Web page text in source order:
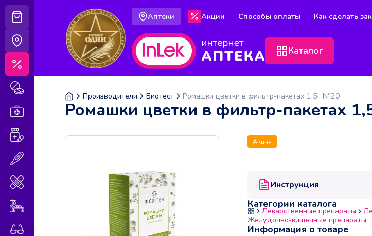
Витамины и БАДы
Аптеки Акции Способы оплаты Как сделать
Каталог
Производители Биотест Ромашки цветки в фильтр-пакетах 1,5г №20
Ромашки цветки в фильтр-пакетах
Акция
Инструкция
Категории каталога
Лекарственные препараты
Желудочно-кишечные препараты
Информация о товаре